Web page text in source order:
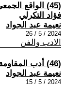
(45) الواقع
فؤاد التكرلي
نعيمة عبد الجواد
2024 / 5 / 26
الادب والفن
(46) أدب المقاومة بنكهة كافكا: إميل حبيبي
نعيمة عبد الجواد
2024 / 5 / 15